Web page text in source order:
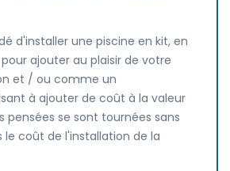
d'installer une piscine en kit, en
ajouter au plaisir de votre
et / ou comme un
à ajouter de coût à la valeur
pensées se sont tournées sans
coût de l'installation de la